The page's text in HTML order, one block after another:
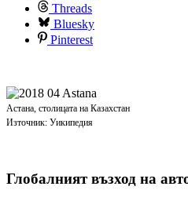
Threads
Bluesky
Pinterest
Астана, столицата на Казахстан
Източник: Уикипедия
Глобалният възход на